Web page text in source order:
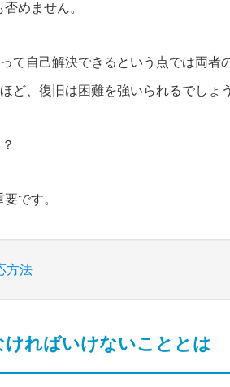
めません。
自己解決できるという点では両者
ど、復旧は困難を強いられるでしょう
です。
方法
ればいけないこととは